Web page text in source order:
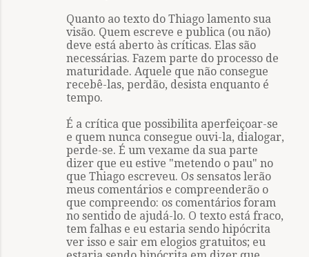
Quanto ao texto do Thiago lamento sua
visão. Quem escreve e publica (ou não)
deve está aberto às críticas. Elas são
necessárias. Fazem parte do processo de
maturidade. Aquele que não consegue
recebê-las, perdão, desista enquanto é
tempo.
É a crítica que possibilita aperfeiçoar-se
e quem nunca consegue ouvi-la, dialogar,
perde-se. É um vexame da sua parte
dizer que eu estive "metendo o pau" no
que Thiago escreveu. Os sensatos lerão
meus comentários e compreenderão o
que compreendo: os comentários foram
no sentido de ajudá-lo. O texto está fraco,
tem falhas e eu estaria sendo hipócrita
ver isso e sair em elogios gratuitos; eu